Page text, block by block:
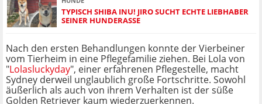
TYPISCH SHIBA INU! JIRO SUCHT ECHTE LIEBHABER
SEINER HUNDERASSE
Nach den ersten Behandlungen konnte der Vierbeiner
vom Tierheim in eine Pflegefamilie ziehen. Bei Lola von
"Lolasluckyday", einer erfahrenen Pflegestelle, macht
Sydney derweil unglaublich große Fortschritte. Sowohl
äußerlich als auch von ihrem Verhalten ist der süße
Golden Retriever kaum wiederzuerkennen.